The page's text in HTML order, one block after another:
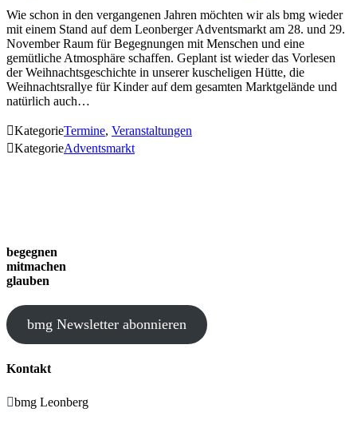
Wie schon in den vergangenen Jahren möchten wir als bmg wieder
mit einem Stand auf dem Leonberger Adventsmarkt am 28. und 29.
November Raum für Begegnungen mit Menschen und eine
gemütliche Atmosphäre schaffen. Geplant ist wieder das Vorlesen
der Weihnachtsgeschichte in unserer kuscheligen Hütte, die
Weihnachtsrallye für Kinder auf dem gesamten Marktgelände und
natürlich auch…
KategorieTermine, Veranstaltungen
KategorieAdventsmarkt
begegnen
mitmachen
glauben
bmg Newsletter abonnieren
Kontakt
bmg Leonberg